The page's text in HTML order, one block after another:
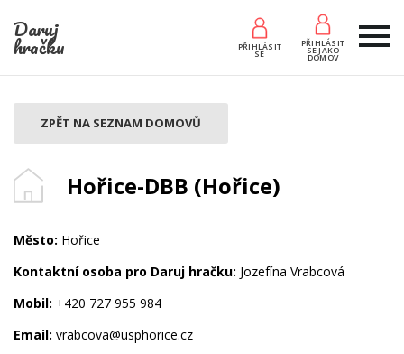
Daruj
hračku PŘIHLÁSIT
SE
PŘIHLÁSIT
SE JAKO
DOMOV
Hořice-DBB (Hořice)
ZPĚT NA SEZNAM DOMOVŮ
Město: Hořice
Kontaktní osoba pro Daruj hračku: Jozefína Vrabcová
Mobil: +420 727 955 984
Email: vrabcova@usphorice.cz